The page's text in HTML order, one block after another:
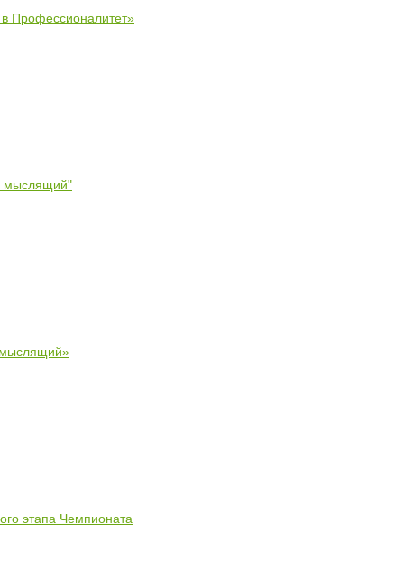
Профессионалитет»
мыслящий"
этапа Чемпионата